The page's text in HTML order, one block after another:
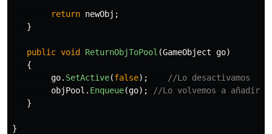
return newObj ;
}
public void ReturnObjToPool (GameObject go)
{
go. SetActive(false);
//Lo desactivamos
objPool . Enqueue(go);
//Lo volvemos a
}
}